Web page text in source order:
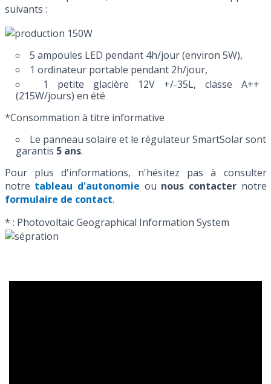
suivants :
5 ampoules LED pendant 4h/jour (environ 5W),
1 ordinateur portable pendant 2h/jour,
1 petite glacière 12V +/-35L, classe A++
(215W/jours) en été
*Consommation à titre informative
Le panneau solaire et le régulateur SmartSolar sont
garantis 5 ans.
Pour plus d'informations, n'hésitez pas à consulter
notre tableau d'autonomie ou nous contacternotre
formulaire de contact.
* : Photovoltaic Geographical Information System